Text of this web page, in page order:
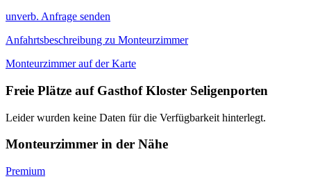
unverb. Anfrage senden
Anfahrtsbeschreibung zu Monteurzimmer
Monteurzimmer auf der Karte
Freie Plätze auf Gasthof Kloster Seligenporten
Leider wurden keine Daten für die Verfügbarkeit hinterlegt.
Monteurzimmer in der Nähe
Premium